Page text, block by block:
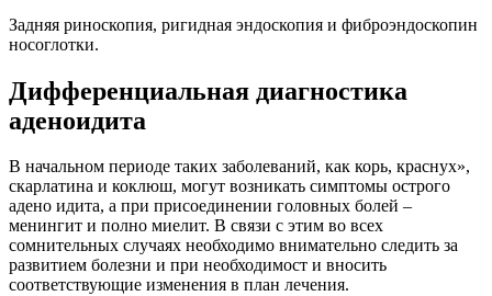
Задняя риноскопия, ригидная эндоскопия и фиброэндоскопин
носоглотки.
Дифференциальная диагностика
аденоидита
В начальном периоде таких заболеваний, как корь, краснух»,
скарлатина и коклюш, могут возникать симптомы острого
адено идита, а при присоединении головных болей –
менингит и полно миелит. В связи с этим во всех
сомнительных случаях необходимо внимательно следить за
развитием болезни и при необходимост и вносить
соответствующие изменения в план лечения.